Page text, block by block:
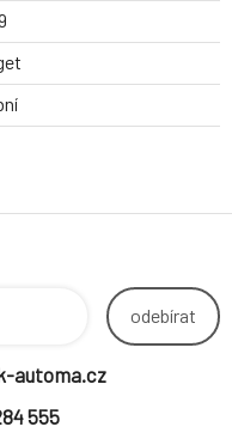
odebírat
automa.cz
555